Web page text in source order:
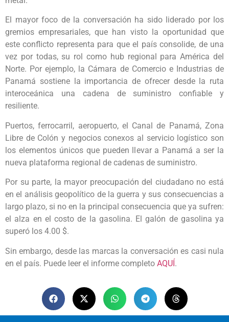
El mayor foco de la conversación ha sido liderado por los
gremios empresariales, que han visto la oportunidad que
este conflicto representa para que el país consolide, de una
vez por todas, su rol como hub regional para América del
Norte. Por ejemplo, la Cámara de Comercio e Industrias de
Panamá sostiene la importancia de ofrecer desde la ruta
interoceánica una cadena de suministro confiable y
resiliente.
Puertos, ferrocarril, aeropuerto, el Canal de Panamá, Zona
Libre de Colón y negocios conexos al servicio logístico son
los elementos únicos que pueden llevar a Panamá a ser la
nueva plataforma regional de cadenas de suministro.
Por su parte, la mayor preocupación del ciudadano no está
en el análisis geopolítico de la guerra y sus consecuencias a
largo plazo, si no en la principal consecuencia que ya sufren:
el alza en el costo de la gasolina. El galón de gasolina ya
superó los 4.00 $.
Sin embargo, desde las marcas la conversación es casi nula
en el país. Puede leer el informe completo AQUÍ.